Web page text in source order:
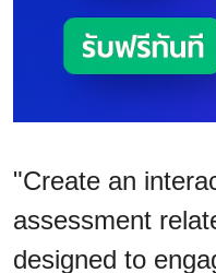
"Create an
assessment
designed to